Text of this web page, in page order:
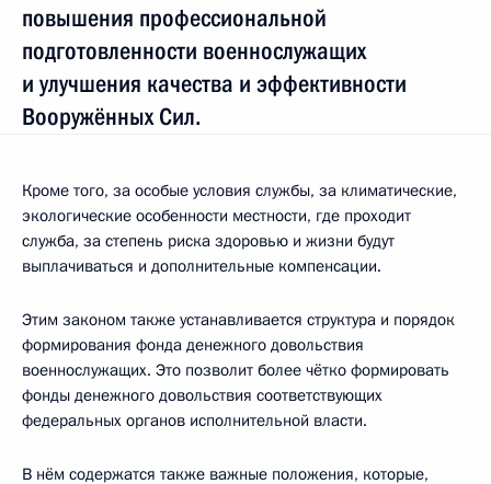
повышения профессиональной
подготовленности военнослужащих
и улучшения качества и эффективности
Вооружённых Сил.
Кроме того, за особые условия службы, за климатические,
экологические особенности местности, где проходит
служба, за степень риска здоровью и жизни будут
выплачиваться и дополнительные компенсации.
Этим законом также устанавливается структура и порядок
формирования фонда денежного довольствия
военнослужащих. Это позволит более чётко формировать
фонды денежного довольствия соответствующих
федеральных органов исполнительной власти.
В нём содержатся также важные положения, которые,